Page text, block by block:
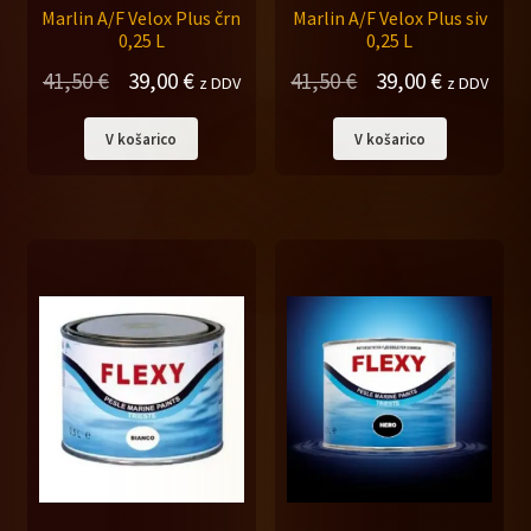
Marlin A/F Velox Plus črn
0,25 L
41,50€
Izvirna
cena
je
39,00€Trenutna
cena
je:
z DDV
V košarico
Marlin A/F Velox Plus siv
0,25 L
41,50€
Izvirna
cena
je
39,00 €Trenutna
cena
je:
z DDV
V košarico